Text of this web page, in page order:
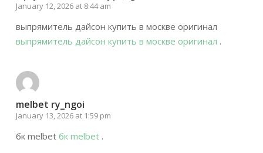
January 12, 2026 at 8:44 am
выпрямитель дайсон купить в москве оригинал
выпрямитель дайсон купить в москве оригинал .
melbet ry_ngoi
January 13, 2026 at 1:59 pm
бк melbet бк melbet.